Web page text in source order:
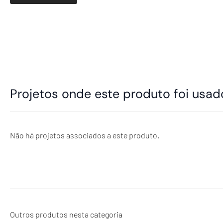
Projetos onde este produto foi
Não há projetos associados a este produto.
Outros produtos nesta categoria